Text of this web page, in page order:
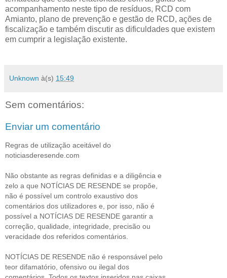
acompanhamento neste tipo de resíduos, RCD com
Amianto, plano de prevenção e gestão de RCD, ações de
fiscalização e também discutir as dificuldades que existem
em cumprir a legislação existente.
Unknown à(s) 15:49
Sem comentários:
Enviar um comentário
Regras de utilização aceitável do
noticiasderesende.com
Não obstante as regras definidas e a diligência e
zelo a que NOTÍCIAS DE RESENDE se propõe,
não é possível um controlo exaustivo dos
comentários dos utilizadores e, por isso, não é
possível a NOTÍCIAS DE RESENDE garantir a
correção, qualidade, integridade, precisão ou
veracidade dos referidos comentários.
NOTÍCIAS DE RESENDE não é responsável pelo
teor difamatório, ofensivo ou ilegal dos